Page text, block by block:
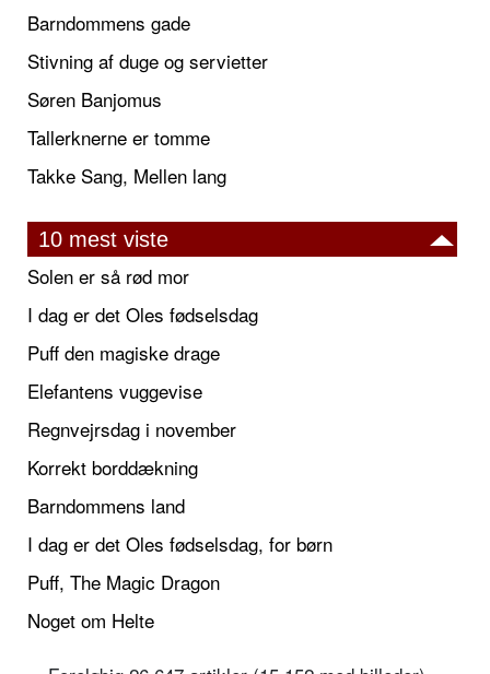
Barndommens gade
Stivning af duge og servietter
Søren Banjomus
Tallerknerne er tomme
Takke Sang, Mellen lang
10 mest viste
Solen er så rød mor
I dag er det Oles fødselsdag
Puff den magiske drage
Elefantens vuggevise
Regnvejrsdag i november
Korrekt borddækning
Barndommens land
I dag er det Oles fødselsdag, for børn
Puff, The Magic Dragon
Noget om Helte